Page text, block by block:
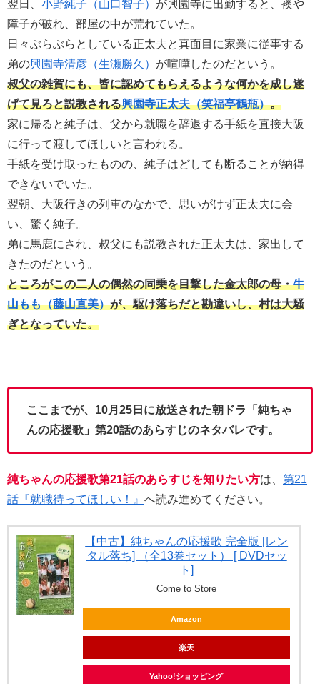
翌日、 小野純子（山口智子） が興園寺に出勤すると、襖や
障子が破れ、部屋の中が荒れていた。
日々ぶらぶらとしている正太夫と真面目に家業に従事する
弟の興園寺清彦（生瀬勝久） が喧嘩したのだという。
叔父の雑賀にも、皆に認めてもらえるような何かを成し遂
げて見ろと説教される興園寺正太夫（笑福亭鶴瓶）。
家に帰ると純子は、父から就職を辞退する手紙を直接大阪
に行って渡してほしいと言われる。
手紙を受け取ったものの、純子はどしても断ることが納得
できないでいた。
翌朝、大阪行きの列車のなかで、思いがけず正太夫に会
い、驚く純子。
弟に馬鹿にされ、叔父にも説教された正太夫は、家出して
きたのだという。
ところがこの二人の偶然の同乗を目撃した金太郎の母・牛
山もも（藤山直美）が、駆け落ちだと勘違いし、村は大騒
ぎとなっていた。
ここまでが、10月25日に放送された朝ドラ「純ちゃ
んの応援歌」第20話のあらすじのネタバレです。
純ちゃんの応援歌第21話のあらすじを知りたい方は、 第21
話『就職待ってほしい！』 へ読み進めてください。
【中古】純ちゃんの応援歌 完全版 [レン
タル落ち] （全13巻セット） [ DVDセッ
ト]
Come to Store
Amazon
楽天
Yahoo!ショッピング